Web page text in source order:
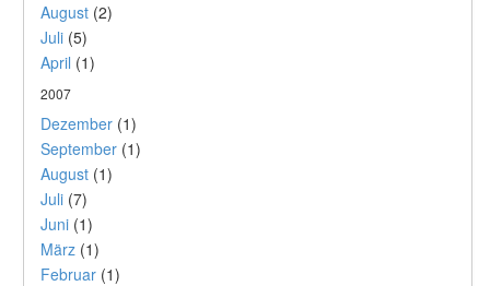
August (2)
Juli (5)
April (1)
2007
Dezember (1)
September (1)
August (1)
Juli (7)
Juni (1)
März (1)
Februar (1)